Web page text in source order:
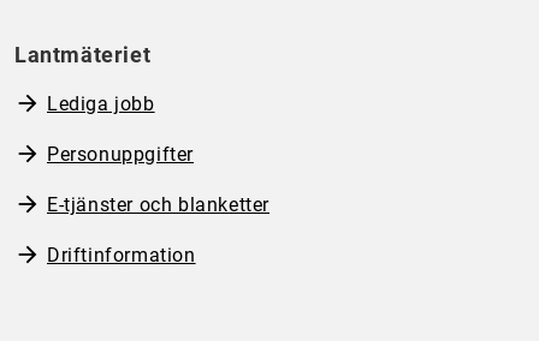
Lantmäteriet
Lediga jobb
Personuppgifter
E-tjänster och blanketter
Driftinformation